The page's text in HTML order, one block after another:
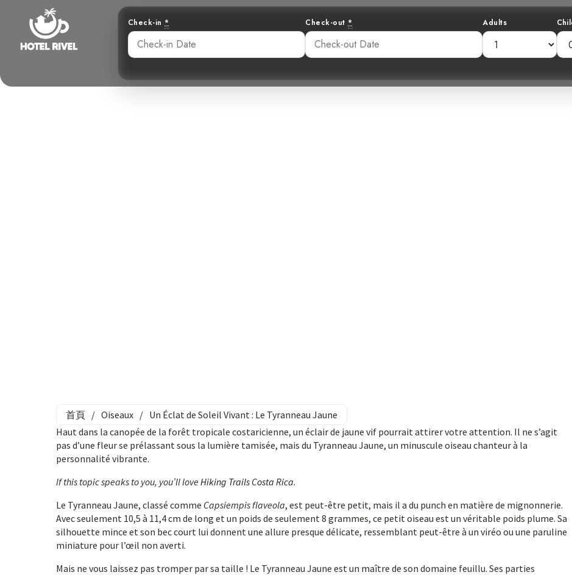
Check-in * Check-out * Adults
首頁 / Oiseaux / Un Éclat de Soleil Vivant : Le Tyranneau Jaune
Haut dans la canopée de la forêt tropicale costaricienne, un éclair de jaune vif pourrait attirer votre attention. Il ne s’agit
pas d’une fleur se prélassant sous la lumière tamisée, mais du Tyranneau Jaune, un minuscule oiseau chanteur à la
personnalité vibrante.
If this topic speaks to you, you’ll love Hiking Trails Costa Rica.
Le Tyranneau Jaune, classé comme Capsiempis flaveola, est peut-être petit, mais il a du punch en matière de mignonnerie.
Avec seulement 10,5 à 11,4 cm de long et un poids de seulement 8 grammes, ce petit oiseau est un véritable poids plume. Sa
silhouette mince et son bec court lui donnent une allure presque délicate, ressemblant peut-être à un viréo ou une paruline
miniature pour l’œil non averti.
Mais ne vous laissez pas tromper par sa taille ! Le Tyranneau Jaune est un maître de son domaine feuillu. Ses parties